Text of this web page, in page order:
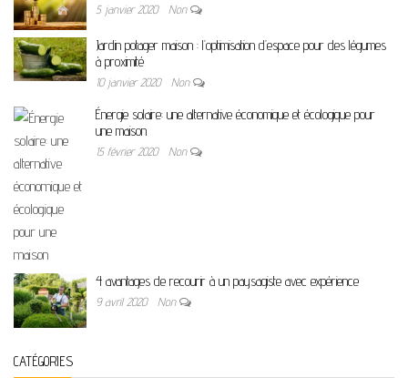
5 janvier 2020 Non
Jardin potager maison : l’optimisation d’espace pour des légumes
à proximité
10 janvier 2020 Non
Énergie solaire: une alternative économique et écologique pour
une maison
15 février 2020 Non
4 avantages de recourir à un paysagiste avec expérience
9 avril 2020 Non
CATÉGORIES